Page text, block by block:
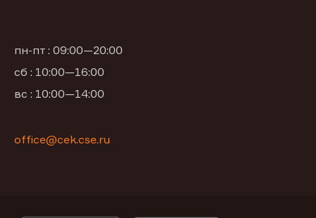
пн-пт : 09:00—20:00
сб : 10:00—16:00
вс : 10:00—14:00
office@cek.cse.ru